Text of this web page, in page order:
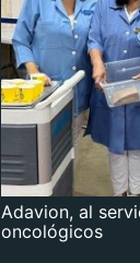
Adavion, al
oncológicos